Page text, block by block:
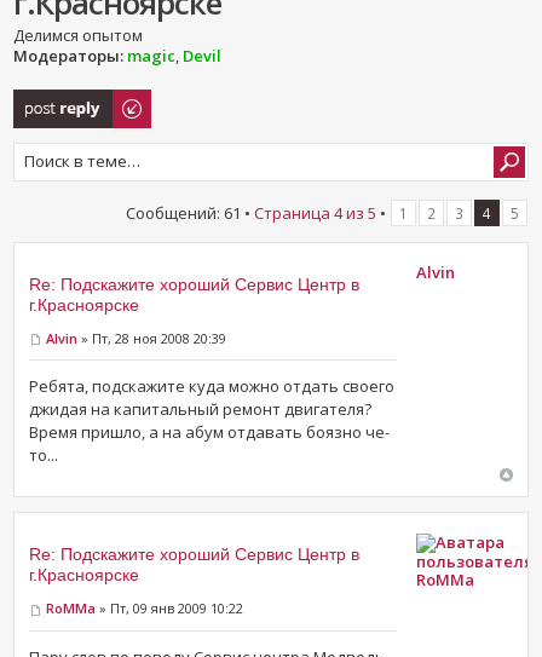
Делимся опытом
Модераторы: magic, Devil
Ответить
Сообщений: 61 • Страница 4из 5 • 1 2 3 4 5
Re: Подскажите хороший Сервис Центр в
г.Красноярске
Alvin » Пт, 28 ноя 2008 20:39
Ребята, подскажите куда можно отдать своего
джидая на капитальный ремонт двигателя?
Время пришло, а на абум отдавать боязно че-
то...
Alvin
Re: Подскажите хороший Сервис Центр в
г.Красноярске
RoMMa » Пт, 09 янв 2009 10:22
RoMMa